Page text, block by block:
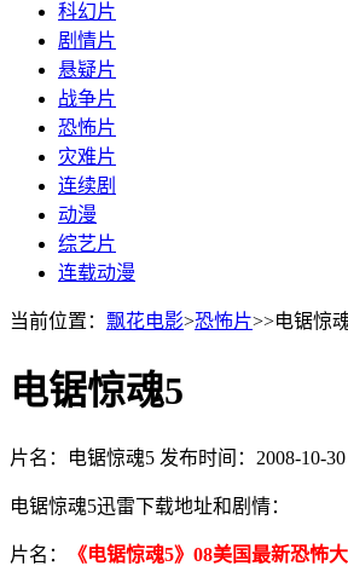
科幻片
剧情片
悬疑片
战争片
恐怖片
灾难片
连续剧
动漫
综艺片
连载动漫
当前位置： 飘花电影>恐怖片>>电锯惊
电锯惊魂5
片名：电锯惊魂5 发布时间：2008-10-30
电锯惊魂5迅雷下载地址和剧情：
片名：
《电锯惊魂5》08美国最新恐怖